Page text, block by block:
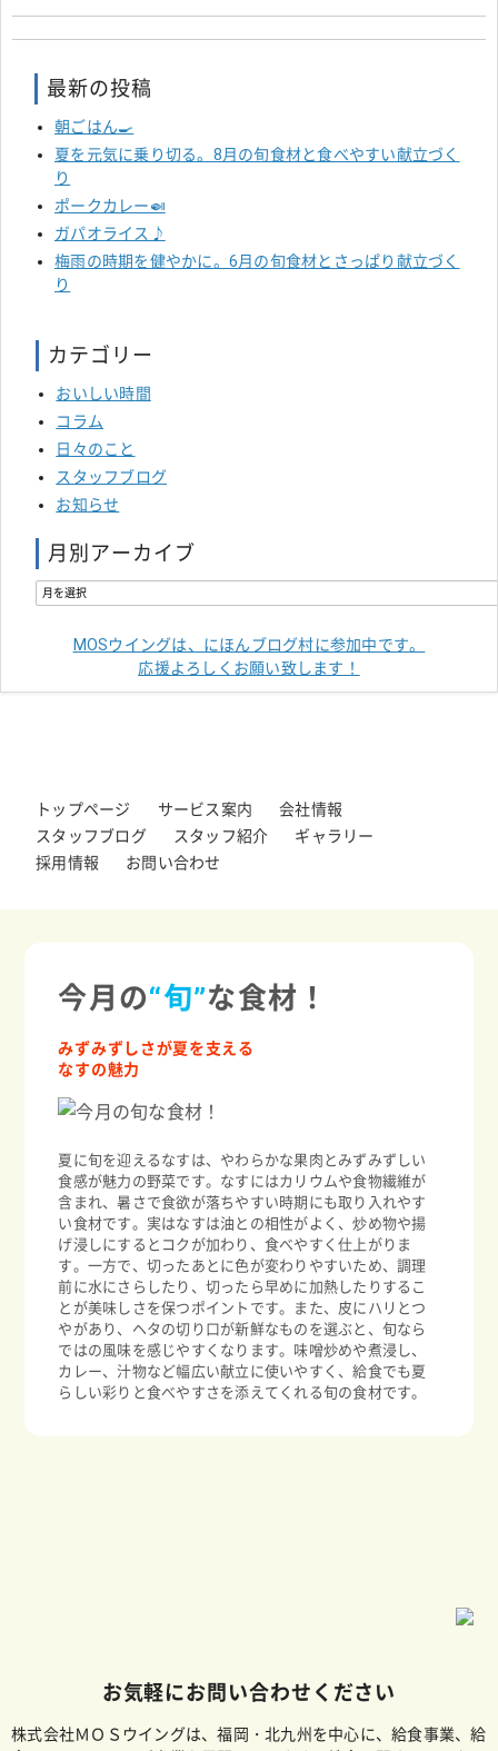
最新の投稿
朝ごはん🍳
夏を元気に乗り切る。8月の旬食材と食べやすい献立づく
り
ポークカレー🍛
ガパオライス♪
梅雨の時期を健やかに。6月の旬食材とさっぱり献立づく
り
カテゴリー
おいしい時間
コラム
日々のこと
スタッフブログ
お知らせ
月別アーカイブ
MOSウイングは、にほんブログ村に参加中です。
応援よろしくお願い致します！
トップページ サービス案内
会社情報
スタッフブログ
スタッフ紹介
ギャラリー
採用情報
お問い合わせ
今月の“旬”な食材！
みずみずしさが夏を支える
なすの魅力
夏に旬を迎えるなすは、やわらかな果肉とみずみずしい
食感が魅力の野菜です。なすにはカリウムや食物繊維が
含まれ、暑さで食欲が落ちやすい時期にも取り入れやす
い食材です。実はなすは油との相性がよく、炒め物や揚
げ浸しにするとコクが加わり、食べやすく仕上がりま
す。一方で、切ったあとに色が変わりやすいため、調理
前に水にさらしたり、切ったら早めに加熱したりするこ
とが美味しさを保つポイントです。また、皮にハリとつ
やがあり、ヘタの切り口が新鮮なものを選ぶと、旬なら
ではの風味を感じやすくなります。味噌炒めや煮浸し、
カレー、汁物など幅広い献立に使いやすく、給食でも夏
らしい彩りと食べやすさを添えてくれる旬の食材です。
お気軽にお問い合わせください
株式会社ＭＯＳウイングは、福岡・北九州を中心に、給食事業、給